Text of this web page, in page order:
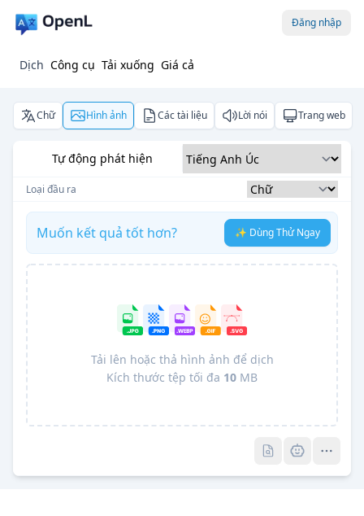
Đăng nhập
Dịch Công cụ Tải xuống Giá cả
Chữ Hình ảnh Các tài liệu Lời nói Trang web
Tự động phát hiện
Loại đầu ra
Muốn kết quả tốt hơn? ✨ Dùng Thử Ngay
Tải lên hoặc thả hình ảnh để dịch
Kích thước tệp tối đa 10 MB